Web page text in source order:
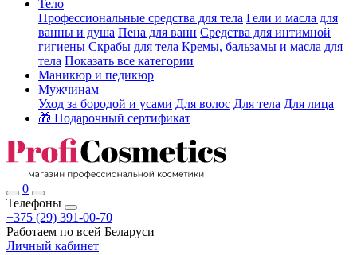
Тело
Профессиональные средства для тела Гели и масла для
ванны и душа Пена для ванн Средства для интимной
гигиены Скрабы для тела Кремы, бальзамы и масла для
тела Показать все категории
Маникюр и педикюр
Мужчинам
Уход за бородой и усами Для волос Для тела Для лица
🎁 Подарочный сертификат
0
Телефоны
+375 (29) 391-00-70
Работаем по всей Беларуси
Личный кабинет